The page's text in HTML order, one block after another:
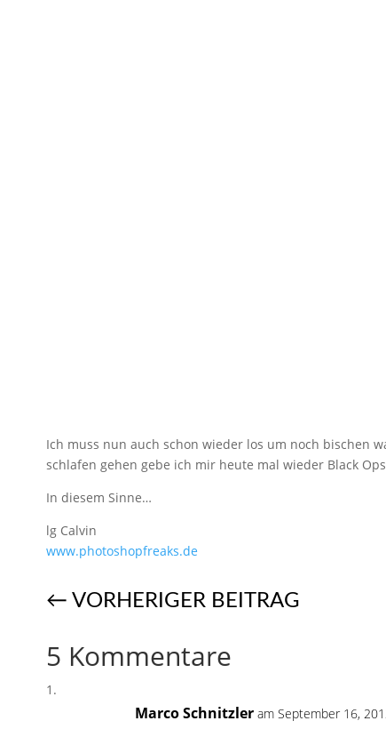
Ich muss nun auch schon wieder los um noch bischen
schlafen gehen gebe ich mir heute mal wieder Black
In diesem Sinne…
lg Calvin
www.photoshopfreaks.de
← VORHERIGER BEITRAG
5 Kommentare
Marco Schnitzler am September 16,